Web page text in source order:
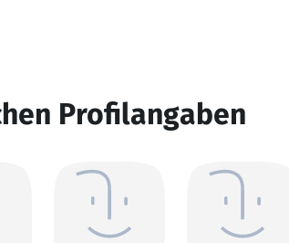
Profilangaben